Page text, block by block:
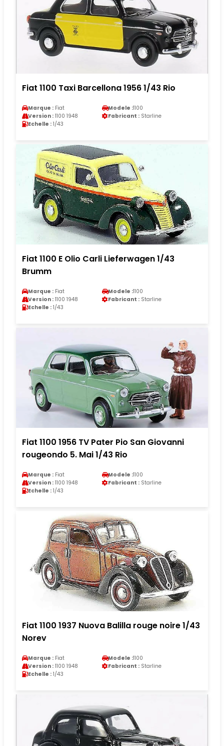
Fiat 1100 Taxi Barcellona 1956 1/43 Rio
Marque : Fiat Modele :1100
Version : 1100 1948 Fabricant : Starline
Echelle : 1/43
Fiat 1100 E Olio Carli Lieferwagen 1/43
Brumm
Marque : Fiat Modele :1100
Version : 1100 1948 Fabricant : Starline
Echelle : 1/43
Fiat 1100 1956 TV Pater Pio San Giovanni
rougeondo 5. Mai 1/43 Rio
Marque : Fiat Modele :1100
Version : 1100 1948 Fabricant : Starline
Echelle : 1/43
Fiat 1100 1937 Nuova Balilla rouge noire 1/43
Norev
Marque : Fiat Modele :1100
Version : 1100 1948 Fabricant : Starline
Echelle : 1/43